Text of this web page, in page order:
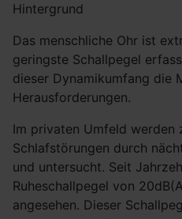
Hintergrund
Das menschliche Ohr ist
geringste Schallpegel
dieser Dynamikumfang die
Herausforderungen.
Im privaten Umfeld werden
Schlafstörungen durch
und untersucht. Seit
Ruheschallpegel von
angesehen. Dieser